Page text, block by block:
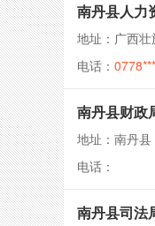
南丹县人力
地址：广西
电话：
南丹县财政
地址：南丹县
电话：
南丹县司法